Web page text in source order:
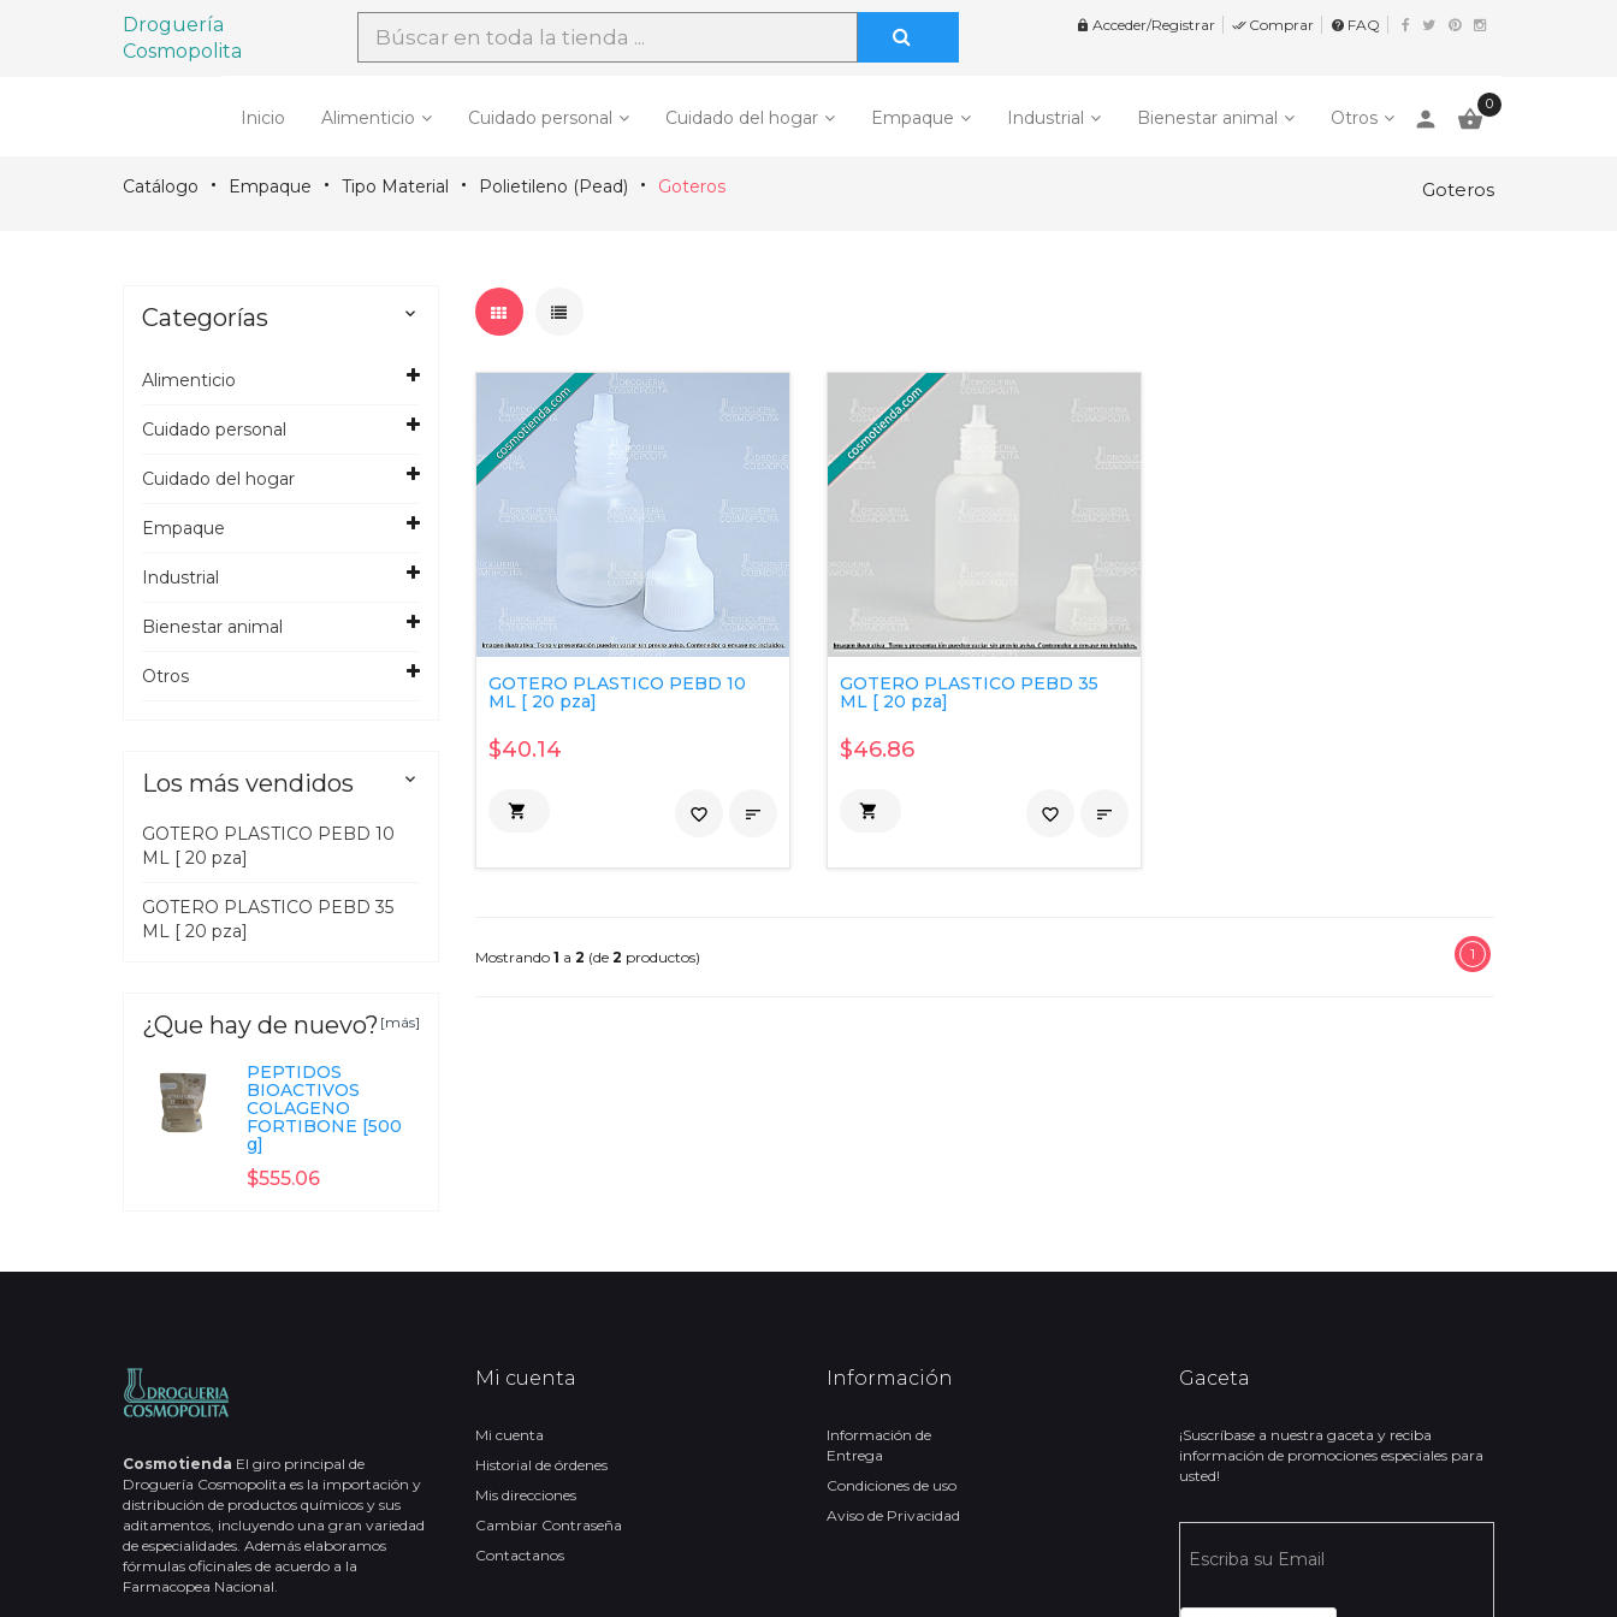
Droguería
Cosmopolita
 Acceder/Registrar  Comprar help FAQ
Inicio Alimenticio Cuidado personal Cuidado del hogar Empaque Industrial Bienestar animal Otros person 
0
Catálogo Empaque Tipo Material Polietileno (Pead) Goteros Goteros
GOTERO PLASTICO PEBD 10
ML [ 20 pza]
$40.14
 
favorite_border
GOTERO PLASTICO PEBD 35
ML [ 20 pza]
$46.86
 
favorite_border
Mostrando 1 a 2 (de 2 productos) 1
Categorías 
Alimenticio
Cuidado personal
Cuidado del hogar
Empaque
Industrial
Bienestar animal
Otros
Los más vendidos 
GOTERO PLASTICO PEBD 10
ML [ 20 pza]
GOTERO PLASTICO PEBD 35
ML [ 20 pza]
¿Que hay de nuevo? [más]
PEPTIDOS
BIOACTIVOS
COLAGENO
FORTIBONE [500
g]
$555.06
Cosmotienda El giro principal de
Droguería Cosmopolita es la importación y
distribución de productos químicos y sus
aditamentos, incluyendo una gran variedad
de especialidades. Además elaboramos
fórmulas oficinales de acuerdo a la
Farmacopea Nacional.
Mi cuenta
Mi cuenta
Historial de órdenes
Mis direcciones
Cambiar Contraseña
Contactanos
Información
Información de
Entrega
Condiciones de uso
Aviso de Privacidad
Gaceta
¡Suscríbase a nuestra gaceta y reciba
información de promociones especiales para
usted!